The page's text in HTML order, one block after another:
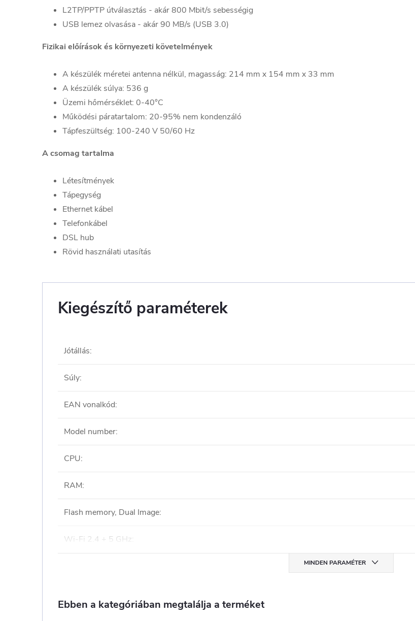
L2TP/PPTP útválasztás - akár 800 Mbit/s sebességig
USB lemez olvasása - akár 90 MB/s (USB 3.0)
Fizikai előírások és környezeti követelmények
A készülék méretei antenna nélkül, magasság: 214 mm x 154 mm x 33 mm
A készülék súlya: 536 g
Üzemi hőmérséklet: 0-40°C
Működési páratartalom: 20-95% nem kondenzáló
Tápfeszültség: 100-240 V 50/60 Hz
A csomag tartalma
Létesítmények
Tápegység
Ethernet kábel
Telefonkábel
DSL hub
Rövid használati utasítás
Kiegészítő paraméterek
Jótállás:
Súly:
EAN vonalkód:
Model number:
CPU:
RAM:
Flash memory, Dual Image:
Wi-Fi 2.4 + 5 GHz:
MINDEN PARAMÉTER
Ebben a kategóriában megtalálja a terméket